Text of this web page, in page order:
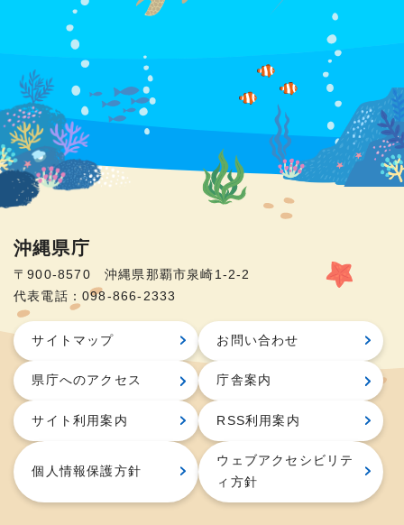
沖縄県庁
〒900-8570 沖縄県那覇市泉崎1-2-2
代表電話：098-866-2333
サイトマップ お問い合わせ
県庁へのアクセス 庁舎案内
サイト利用案内 RSS利用案内
個人情報保護方針
ウェブアクセシビリテ
ィ方針